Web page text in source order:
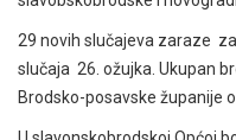
29 novih slučajeva zaraze
slučaja 26. ožujka. Ukupan
Brodsko-posavske županije